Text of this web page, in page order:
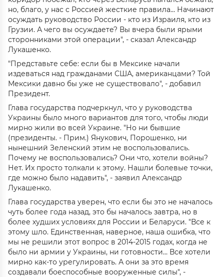
но, благо, у нас с Россией жесткие правила… Начинают
осуждать руководство России - кто из Израиля, кто из
Грузии. А чего вы осуждаете? Вы вчера были ярыми
сторонниками этой операции", - сказал Александр
Лукашенко.
"Представьте себе: если бы в Мексике начали
издеваться над гражданами США, американцами? Той
Мексики давно бы уже не существовало", - добавил
Президент.
Глава государства подчеркнул, что у руководства
Украины было много вариантов для того, чтобы люди
мирно жили во всей Украине. "Но ни бывшие
(президенты. - Прим.) Янукович, Порошенко, ни
нынешний Зеленский этим не воспользовались.
Почему не воспользовались? Они что, хотели войны?
Нет. Их просто толкали к этому. Нашли болевые точки,
где можно было надавить", - заявил Александр
Лукашенко.
Глава государства уверен, что если бы это не началось
чуть более года назад, это бы началось завтра, но в
более худших условиях для России и Беларуси. "Все к
этому шло. Единственная, наверное, наша ошибка, что
мы не решили этот вопрос в 2014-2015 годах, когда не
было ни армии у Украины, ни готовности… Все хотели
мирно как-то урегулировать. А они за это время
создавали боеспособные вооруженные силы", -